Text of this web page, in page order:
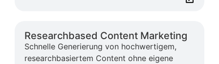
Researchbased Content Marketing
Schnelle Generierung von hochwertigem,
researchbasiertem Content ohne eigene